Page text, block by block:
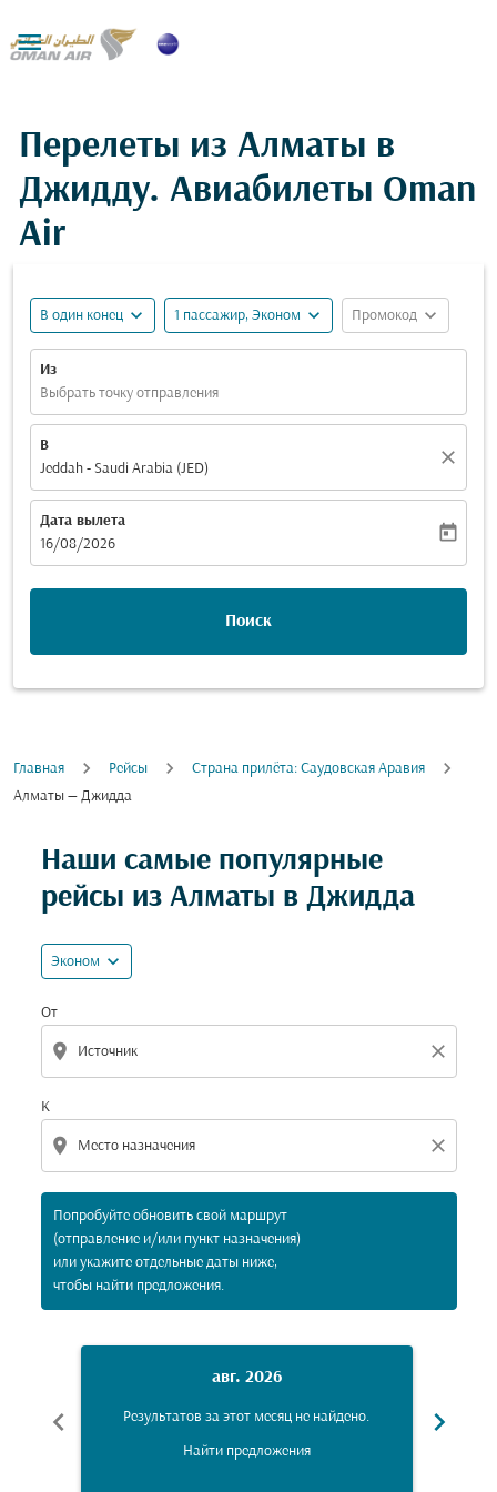

Перелеты из Алматы в
Джидду. Авиабилеты Oman
Air
В один конец expand_more 1 пассажир, Эконом expand_more Промокод expand_more
Из
Выбрать точку отправления
В
Jeddah - Saudi Arabia (JED)
close
Дата вылета
fc-booking-departure-date-aria-label
16/08/2026
today
Поиск
Главная Рейсы
Cтрана прилёта: Саудовская Аравия
Алматы — Джидда
Наши самые популярные
рейсы из Алматы в Джидда
Эконом expand_more
От
location_on close
К
location_on close
Попробуйте обновить свой маршрут
(отправление и/или пункт назначения)
или укажите отдельные даты ниже,
чтобы найти предложения.
Попробуйте обновить свой маршрут
chevron_left
авг. 2026
Результатов за этот месяц не найдено.
Найти предложения
chevron_right